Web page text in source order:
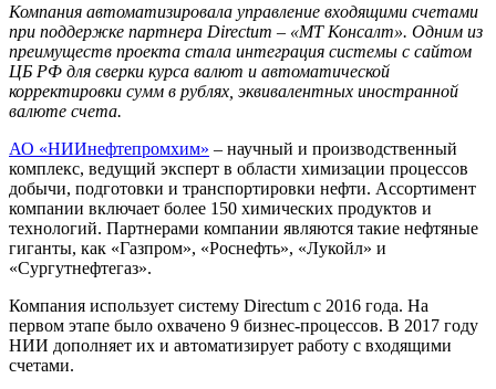
Компания автоматизировала управление входящими счетами
при поддержке партнера Directum – «MT Консалт». Одним из
преимуществ проекта стала интеграция системы с сайтом
ЦБ РФ для сверки курса валют и автоматической
корректировки сумм в рублях, эквивалентных иностранной
валюте счета.
АО «НИИнефтепромхим» – научный и производственный
комплекс, ведущий эксперт в области химизации процессов
добычи, подготовки и транспортировки нефти. Ассортимент
компании включает более 150 химических продуктов и
технологий. Партнерами компании являются такие нефтяные
гиганты, как «Газпром», «Роснефть», «Лукойл» и
«Сургутнефтегаз».
Компания использует систему Directum c 2016 года. На
первом этапе было охвачено 9 бизнес-процессов. В 2017 году
НИИ дополняет их и автоматизирует работу с входящими
счетами.